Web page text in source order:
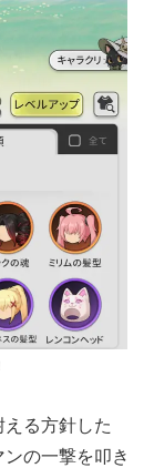
る方針した
の一撃を叩き